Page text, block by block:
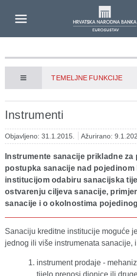
TEMELJNE FUNKCIJE
Instrumenti
Objavljeno: 31.1.2015. Ažurirano:
Instrumente sanacije prikladne za
postupka sanacije nad pojedinom
institucijom odabiru sanacijska
ostvarenju ciljeva sanacije,
sanacije i o okolnostima
Sanaciju kreditne institucije moguće
jednog ili više instrumenata sanacije,
instrument prodaje -
tijelo prenosi dionice ili